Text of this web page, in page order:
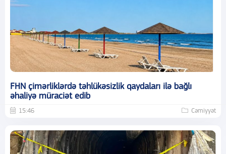
FHN çimərliklərdə təhlükəsizlik qaydaları ilə bağlı
əhaliyə müraciət edib
15:46 Cəmiyyət